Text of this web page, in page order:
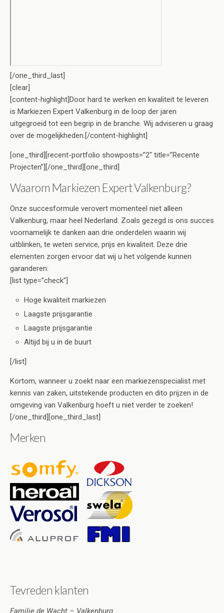
[/one_third_last]
[clear]
[content-highlight]Door hard te werken en kwaliteit te leveren
is Markiezen Expert Valkenburg in de loop der jaren
uitgegroeid tot een begrip in de branche. Wij adviseren u graag
over de mogelijkheden.[/content-highlight]
[one_third][recent-portfolio showposts=”2″ title=”Recente
Projecten”][/one_third][one_third]
Waarom Markiezen Expert Valkenburg?
Onze succesformule verovert momenteel niet alleen
Valkenburg, maar heel Nederland. Zoals gezegd is ons succes
voornamelijk te danken aan drie onderdelen waarin wij
uitblinken, te weten service, prijs en kwaliteit. Deze drie
elementen zorgen ervoor dat wij u het volgende kunnen
garanderen:
[list type=”check”]
Hoge kwaliteit markiezen
Laagste prijsgarantie
Laagste prijsgarantie
Altijd bij u in de buurt
[/list]
Kortom, wanneer u zoekt naar een markiezenspecialist met
kennis van zaken, uitstekende producten en dito prijzen in de
omgeving van Valkenburg hoeft u niet verder te zoeken!
[/one_third][one_third_last]
Merken
Tevreden klanten
Familie de Wacht – Valkenburg